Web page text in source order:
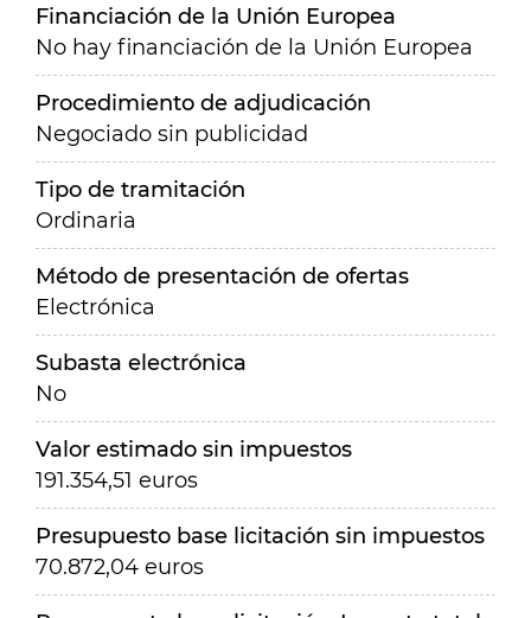
Financiación de la Unión Europea
No hay financiación de la Unión Europea
Procedimiento de adjudicación
Negociado sin publicidad
Tipo de tramitación
Ordinaria
Método de presentación de ofertas
Electrónica
Subasta electrónica
No
Valor estimado sin impuestos
191.354,51 euros
Presupuesto base licitación sin impuestos
70.872,04 euros